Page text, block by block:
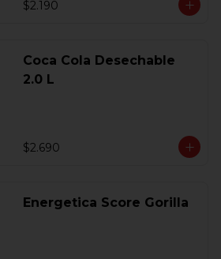
$2.190
Coca Cola Desechable
2.0 L
$2.690
Energetica Score Gorilla